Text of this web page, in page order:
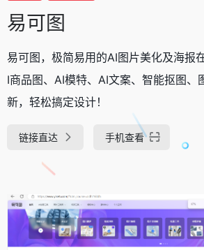
易可图
易可图，极简易用的AI图片美化及海报
I商品图、AI模特、AI文案、智能抠图、
新，轻松搞定设计！
链接直达 手机查看